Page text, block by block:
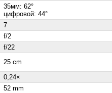
35мм: 62°
цифровой: 44°
7
f/2
f/22
25 cm
0,24×
52 mm